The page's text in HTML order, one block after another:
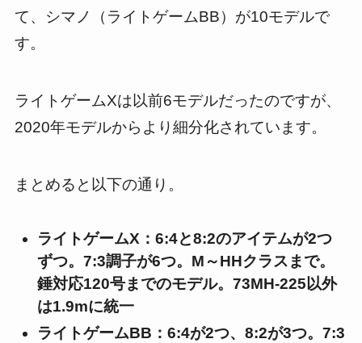
て、シマノ（ライトゲームBB）が10モデルで
す。
ライトゲームXは以前6モデルだったのですが、
2020年モデルからより細分化されています。
まとめると以下の通り。
ライトゲームX：6:4と8:2のアイテムが2つ
ずつ。7:3調子が6つ。M～HHクラスまで。
錘対応120号までのモデル。73MH-225以外
は1.9mに統一
ライトゲームBB：6:4が2つ、8:2が3つ。7:3